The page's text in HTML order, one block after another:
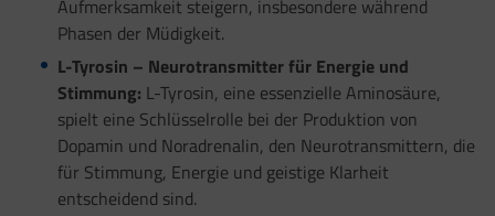
Aufmerksamkeit steigern, insbesondere während
Phasen der Müdigkeit.
L-Tyrosin – Neurotransmitter für Energie und
Stimmung: L-Tyrosin, eine essenzielle Aminosäure,
spielt eine Schlüsselrolle bei der Produktion von
Dopamin und Noradrenalin, den Neurotransmittern, die
für Stimmung, Energie und geistige Klarheit
entscheidend sind.